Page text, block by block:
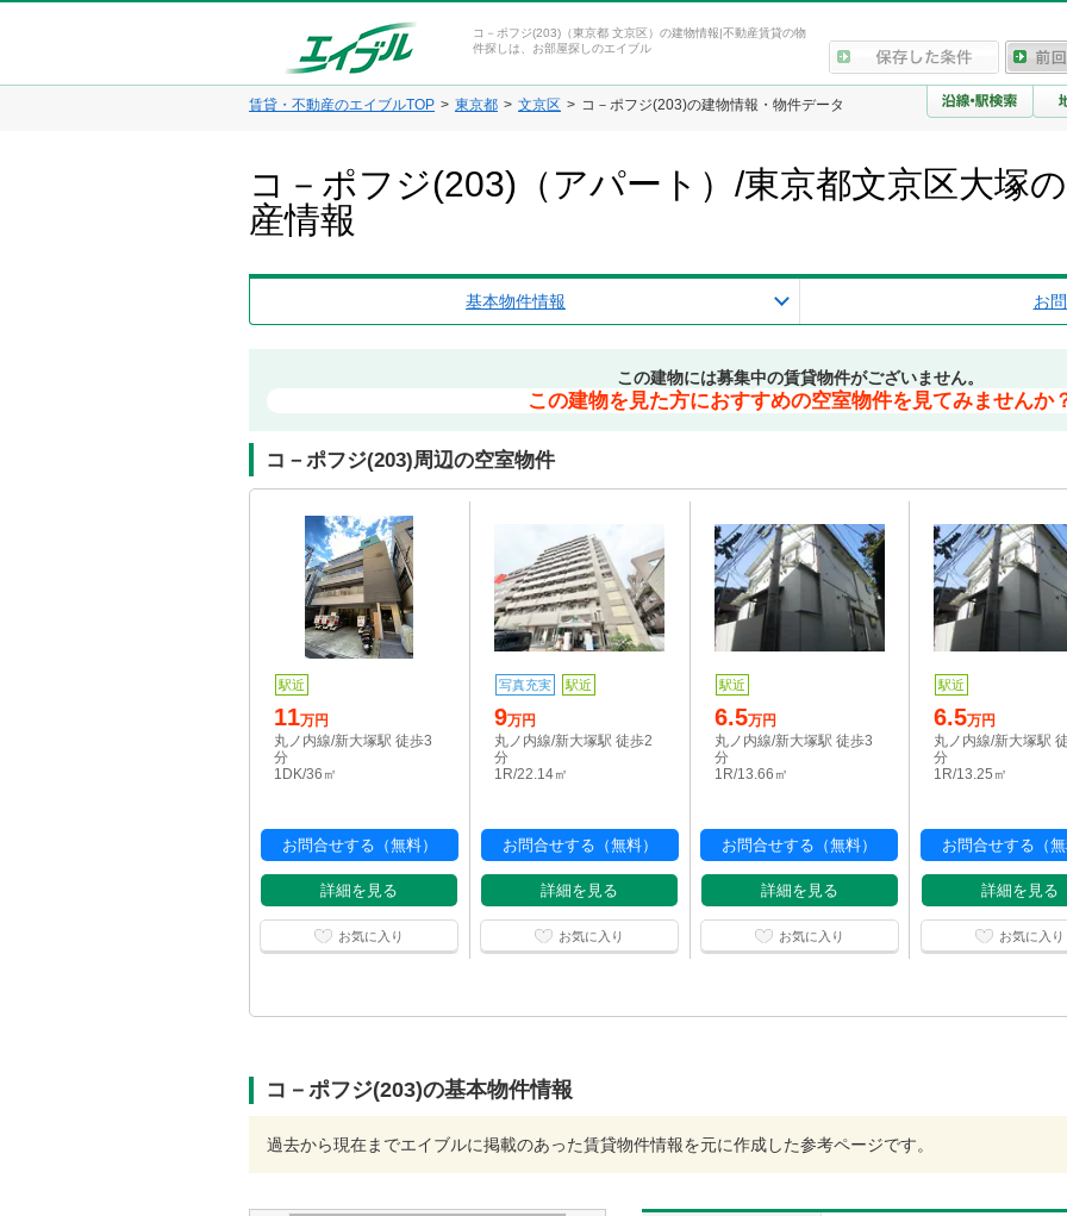
コ－ポフジ(203)（東京都 文京区）の建物情報|不動産賃貸の物
件探しは、お部屋探しのエイブル
賃貸・不動産のエイブルTOP 東京都 文京区 コ－ポフジ(203)の建物情報・物件データ
コ－ポフジ(203)（アパート）/東京都文京区大塚
産情報
基本物件情報 お
この建物には募集中の賃貸物件がございません。
この建物を見た方におすすめの空室物件を見てみませんか
コ－ポフジ(203)周辺の空室物件
駅近
11万円
丸ノ内線/新大塚駅 徒歩3
分
1DK/36㎡
お問合せする（無料）
詳細を見る
お気に入り
写真充実 駅近
9万円
丸ノ内線/新大塚駅 徒歩2
分
1R/22.14㎡
お問合せする（無料）
詳細を見る
お気に入り
駅近
6.5万円
丸ノ内線/新大塚駅 徒歩3
分
1R/13.66㎡
お問合せする（無料）
詳細を見る
お気に入り
駅近
6.5万円
丸ノ内線/新大塚駅
分
1R/13.25㎡
お問合せする（
詳細を見る
お気に入り
コ－ポフジ(203)の基本物件情報
過去から現在までエイブルに掲載のあった賃貸物件情報を元に作成した参考ページです。